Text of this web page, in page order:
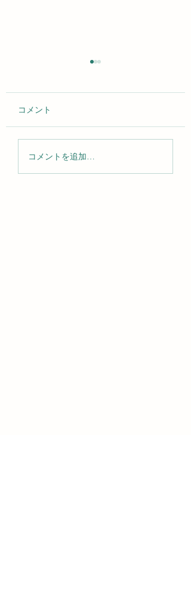
2026年 スリランカ巡礼
コメント
コメントを追加…